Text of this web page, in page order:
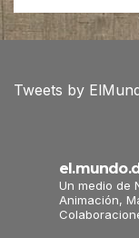
Tweets by
Un medio de
Animación,